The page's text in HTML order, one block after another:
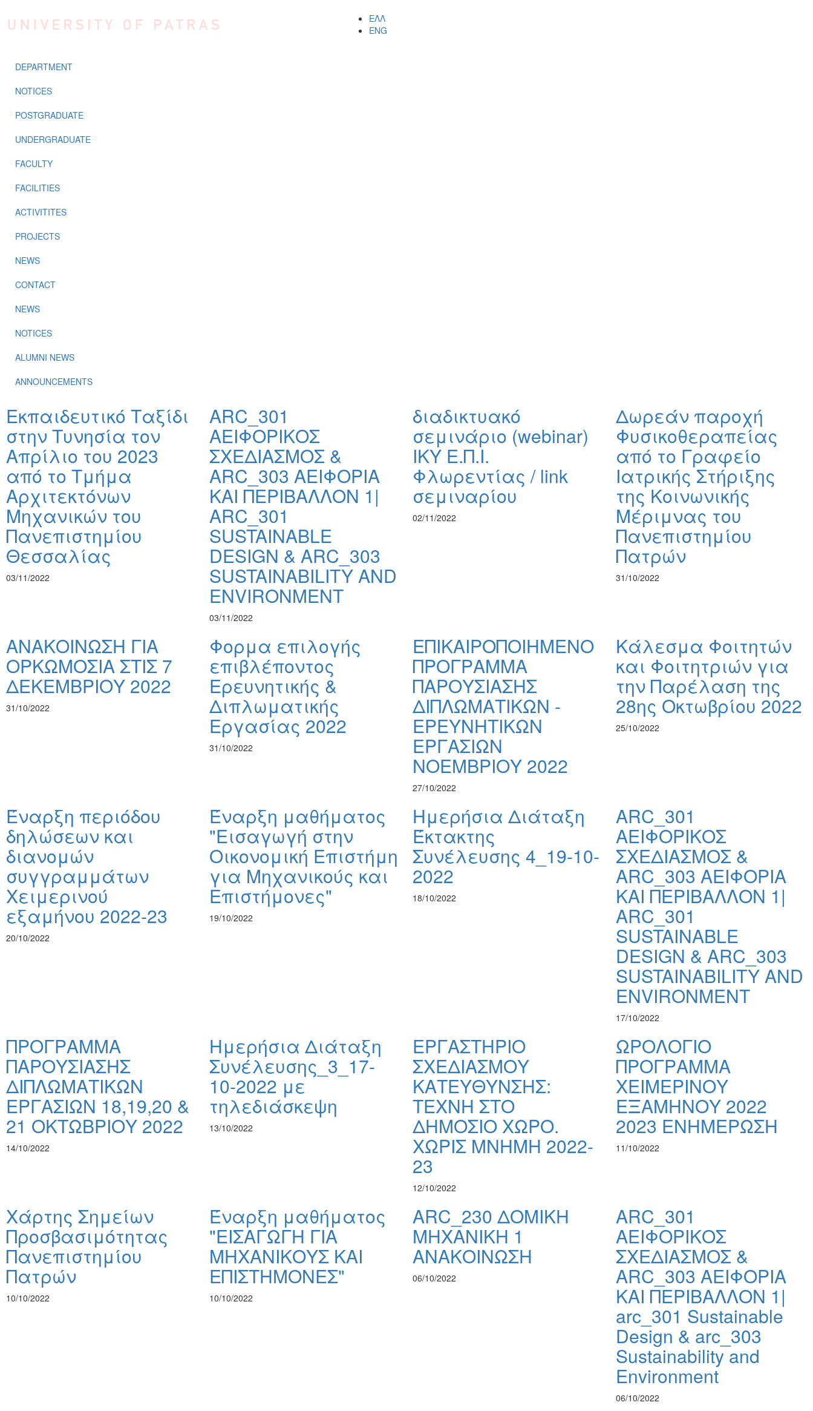
ΕΛΛ
ENG
DEPARTMENT
NOTICES
POSTGRADUATE
UNDERGRADUATE
FACULTY
FACILITIES
ACTIVITITES
PROJECTS
NEWS
CONTACT
NEWS
NOTICES
ALUMNI NEWS
ANNOUNCEMENTS
Εκπαιδευτικό Ταξίδι
στην Τυνησία τον
Απρίλιο του 2023
από το Tμήμα
Aρχιτεκτόνων
Μηχανικών του
Πανεπιστημίου
Θεσσαλίας
03/11/2022
ARC_301
ΑΕΙΦΟΡΙΚΟΣ
ΣΧΕΔΙΑΣΜΟΣ &
ARC_303 ΑΕΙΦΟΡΙΑ
ΚΑΙ ΠΕΡΙΒΑΛΛΟΝ 1|
ARC_301
SUSTAINABLE
DESIGN & ARC_303
SUSTAINABILITY AND
ENVIRONMENT
03/11/2022
διαδικτυακό
σεμινάριο (webinar)
ΙΚΥ Ε.Π.Ι.
Φλωρεντίας / link
σεμιναρίου
02/11/2022
Δωρεάν παροχή
Φυσικοθεραπείας
από το Γραφείο
Ιατρικής Στήριξης
της Κοινωνικής
Μέριμνας του
Πανεπιστημίου
Πατρών
31/10/2022
ΑΝΑΚΟΙΝΩΣΗ ΓΙΑ
ΟΡΚΩΜΟΣΙΑ ΣΤΙΣ 7
ΔΕΚΕΜΒΡΙΟΥ 2022
31/10/2022
Φορμα επιλογής
επιβλέποντος
Ερευνητικής &
Διπλωματικής
Εργασίας 2022
31/10/2022
ΕΠΙΚΑΙΡΟΠΟΙΗΜΕΝΟ
ΠΡΟΓΡΑΜΜΑ
ΠΑΡΟΥΣΙΑΣΗΣ
ΔΙΠΛΩΜΑΤΙΚΩΝ -
ΕΡΕΥΝΗΤΙΚΩΝ
ΕΡΓΑΣΙΩΝ
ΝΟΕΜΒΡΙΟΥ 2022
27/10/2022
Κάλεσμα Φοιτητών
και Φοιτητριών για
την Παρέλαση της
28ης Οκτωβρίου 2022
25/10/2022
Έναρξη περιόδου
δηλώσεων και
διανομών
συγγραμμάτων
Χειμερινού
εξαμήνου 2022-23
20/10/2022
Έναρξη μαθήματος
"Εισαγωγή στην
Οικονομική Επιστήμη
για Μηχανικούς και
Επιστήμονες"
19/10/2022
Ημερήσια Διάταξη
Έκτακτης
Συνέλευσης 4_19-10-
2022
18/10/2022
ARC_301
ΑΕΙΦΟΡΙΚΟΣ
ΣΧΕΔΙΑΣΜΟΣ &
ARC_303 ΑΕΙΦΟΡΙΑ
ΚΑΙ ΠΕΡΙΒΑΛΛΟΝ 1|
ARC_301
SUSTAINABLE
DESIGN & ARC_303
SUSTAINABILITY AND
ENVIRONMENT
17/10/2022
ΠΡΟΓΡΑΜΜΑ
ΠΑΡΟΥΣΙΑΣΗΣ
ΔΙΠΛΩΜΑΤΙΚΩΝ
ΕΡΓΑΣΙΩΝ 18,19,20 &
21 ΟΚΤΩΒΡΙΟΥ 2022
14/10/2022
Ημερήσια Διάταξη
Συνέλευσης_3_17-
10-2022 με
τηλεδιάσκεψη
13/10/2022
ΕΡΓΑΣΤΗΡΙΟ
ΣΧΕΔΙΑΣΜΟΥ
ΚΑΤΕΥΘΥΝΣΗΣ:
ΤΕΧΝΗ ΣΤΟ
ΔΗΜΟΣΙΟ ΧΩΡΟ.
ΧΩΡΙΣ ΜΝΗΜΗ 2022-
23
12/10/2022
ΩΡΟΛΟΓΙΟ
ΠΡΟΓΡΑΜΜΑ
ΧΕΙΜΕΡΙΝΟΥ
ΕΞΑΜΗΝΟΥ 2022
2023 ΕΝΗΜΕΡΩΣΗ
11/10/2022
Χάρτης Σημείων
Προσβασιμότητας
Πανεπιστημίου
Πατρών
10/10/2022
Έναρξη μαθήματος
"ΕΙΣΑΓΩΓΗ ΓΙΑ
ΜΗΧΑΝΙΚΟΥΣ ΚΑΙ
ΕΠΙΣΤΗΜΟΝΕΣ"
10/10/2022
ARC_230 ΔΟΜΙΚΗ
ΜΗΧΑΝΙΚΗ 1
ΑΝΑΚΟΙΝΩΣΗ
06/10/2022
ARC_301
ΑΕΙΦΟΡΙΚΟΣ
ΣΧΕΔΙΑΣΜΟΣ &
ARC_303 ΑΕΙΦΟΡΙΑ
ΚΑΙ ΠΕΡΙΒΑΛΛΟΝ 1|
arc_301 Sustainable
Design & arc_303
Sustainability and
Environment
06/10/2022